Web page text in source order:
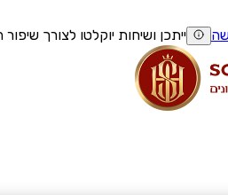
ייתכן ושיחות יוקלטו לצורך